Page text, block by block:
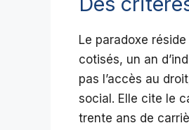
Le paradoxe
cotisés, un an
pas l’accès au
social. Elle cite le
trente ans de